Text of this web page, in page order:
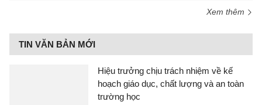
Xem thêm
TIN VĂN BẢN MỚI
Hiệu trưởng chịu trách nhiệm về kế
hoạch giáo dục, chất lượng và an toàn
trường học